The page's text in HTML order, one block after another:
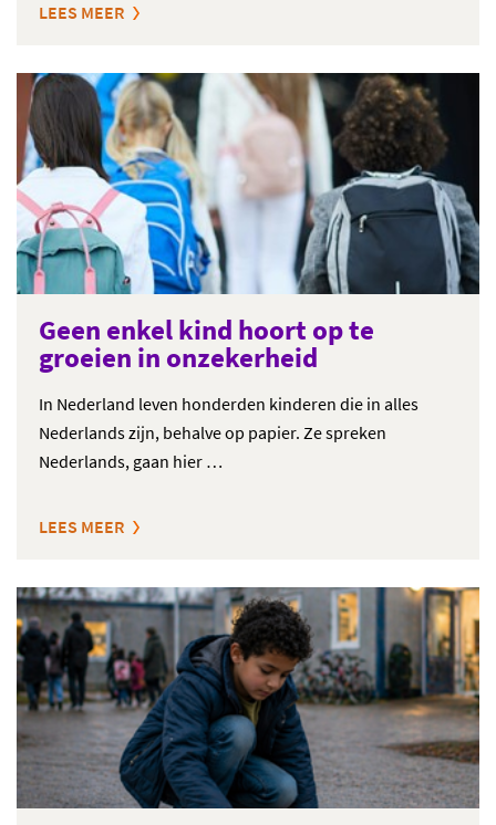
LEES MEER
Geen enkel kind hoort op te
groeien in onzekerheid
In Nederland leven honderden kinderen die in alles
Nederlands zijn, behalve op papier. Ze spreken
Nederlands, gaan hier …
LEES MEER